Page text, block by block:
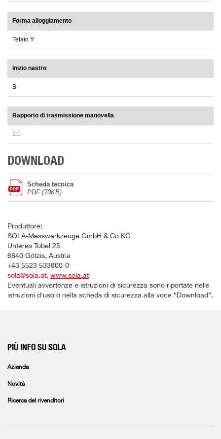
Forma alloggiamento
Telaio Y
Inizio nastro
B
Rapporto di trasmissione manovella
1:1
DOWNLOAD
Scheda tecnica
PDF (70KB)
Produttore:
SOLA-Messwerkzeuge GmbH & Co KG
Unteres Tobel 25
6840 Götzis, Austria
+43 5523 533800-0
sola@sola.at, www.sola.at
Eventuali avvertenze e istruzioni di sicurezza sono riportate nelle
istruzioni d'uso o nella scheda di sicurezza alla voce “Download”.
PIÙ INFO SU SOLA
Azienda
Novità
Ricerca del rivenditori